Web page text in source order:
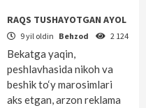
RAQS TUSHAYOTGAN AYOL
9 yil oldin Behzod 2 124
Bekatga yaqin,
peshlavhasida nikoh va
beshik to‘y marosimlari
aks etgan, arzon reklama